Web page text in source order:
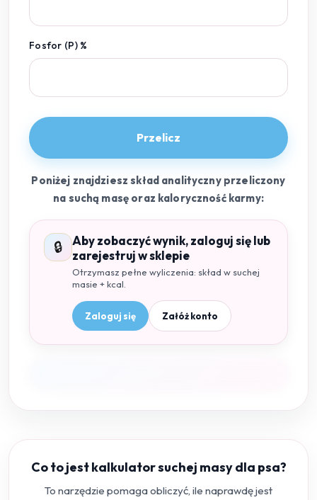
Fosfor (P) %
Przelicz
Poniżej znajdziesz skład analityczny przeliczony
na suchą masę oraz kaloryczność karmy:
🔒
Aby zobaczyć wynik, zaloguj się lub
zarejestruj w sklepie
Otrzymasz pełne wyliczenia: skład w suchej
masie + kcal.
Zaloguj się Załóż konto
Co to jest kalkulator suchej masy dla psa?
To narzędzie pomaga obliczyć, ile naprawdę jest